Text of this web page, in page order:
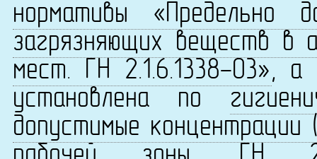
нормативы «Предельно
загрязняющих веществ в
мест. ГН 2.1.6.1338-03», а
установлена по
допустимые